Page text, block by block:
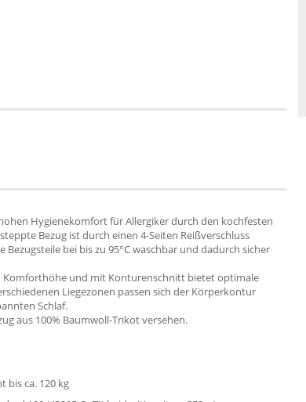
Hygienekomfort für Allergiker durch den kochfesten
Bezug ist durch einen 4-Seiten Reißverschluss
bei bis zu 95°C waschbar und dadurch sicher
Komforthöhe und mit Konturenschnitt bietet optimale
Liegezonen passen sich der Körperkontur
Schlaf.
aus 100% Baumwoll-Trikot versehen.
bis ca. 120 kg